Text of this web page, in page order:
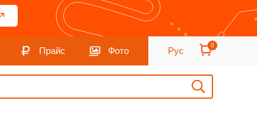
Прайс Фото Рус
0